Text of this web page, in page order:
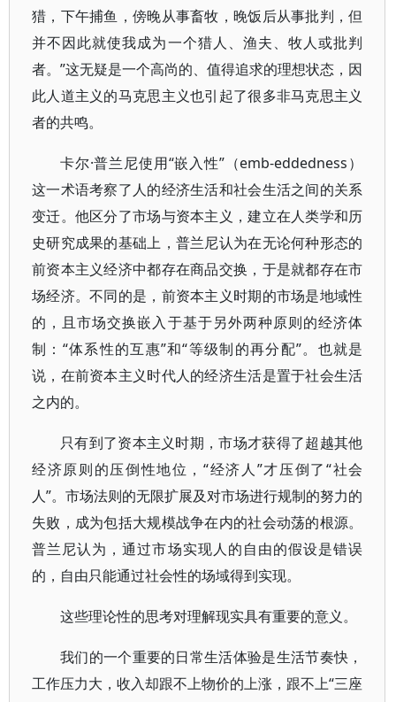
猎，下午捕鱼，傍晚从事畜牧，晚饭后从事批判，但
并不因此就使我成为一个猎人、渔夫、牧人或批判
者。”这无疑是一个高尚的、值得追求的理想状态，因
此人道主义的马克思主义也引起了很多非马克思主义
者的共鸣。
卡尔·普兰尼使用“嵌入性”（emb-eddedness）
这一术语考察了人的经济生活和社会生活之间的关系
变迁。他区分了市场与资本主义，建立在人类学和历
史研究成果的基础上，普兰尼认为在无论何种形态的
前资本主义经济中都存在商品交换，于是就都存在市
场经济。不同的是，前资本主义时期的市场是地域性
的，且市场交换嵌入于基于另外两种原则的经济体
制：“体系性的互惠”和“等级制的再分配”。也就是
说，在前资本主义时代人的经济生活是置于社会生活
之内的。
只有到了资本主义时期，市场才获得了超越其他
经济原则的压倒性地位，“经济人”才压倒了“社会
人”。市场法则的无限扩展及对市场进行规制的努力的
失败，成为包括大规模战争在内的社会动荡的根源。
普兰尼认为，通过市场实现人的自由的假设是错误
的，自由只能通过社会性的场域得到实现。
这些理论性的思考对理解现实具有重要的意义。
我们的一个重要的日常生活体验是生活节奏快，
工作压力大，收入却跟不上物价的上涨，跟不上“三座